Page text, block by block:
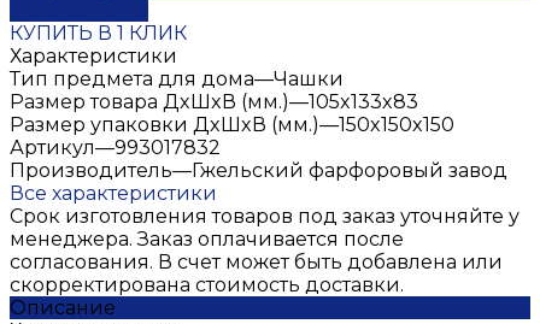
КУПИТЬ В 1 КЛИК
Характеристики
Тип предмета для дома—Чашки
Размер товара ДxШxВ (мм.)—105x133x83
Размер упаковки ДxШxВ (мм.)—150x150x150
Артикул—993017832
Производитель—Гжельский фарфоровый завод
Все характеристики
Срок изготовления товаров под заказ уточняйте у
менеджера. Заказ оплачивается после
согласования. В счет может быть добавлена или
скорректирована стоимость доставки.
Описание